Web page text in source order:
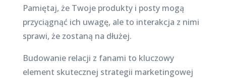
Pamiętaj, że Twoje produkty i posty mogą
przyciągnąć ich uwagę, ale to interakcja z nimi
sprawi, że zostaną na dłużej.
Budowanie relacji z fanami to kluczowy
element skutecznej strategii marketingowej